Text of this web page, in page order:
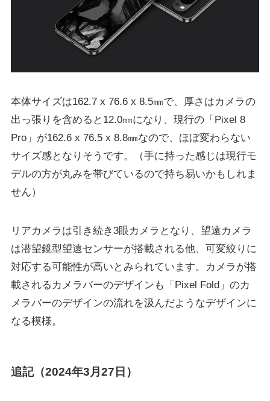
本体サイズは162.7 x 76.6 x 8.5㎜で、厚さはカメラの
出っ張りを含めると12.0㎜になり、現行の「Pixel 8
Pro」が162.6 x 76.5 x 8.8㎜なので、ほぼ変わらない
サイズ感となりそうです。（手に持った感じは現行モ
デルの方が丸みを帯びているので持ち易いかもしれま
せん）
リアカメラは引き続き3眼カメラとなり、望遠カメラ
は潜望鏡型望遠センサーが搭載される他、可変絞りに
対応する可能性が高いとみられています。カメラが搭
載されるカメラバーのデザインも「Pixel Fold」のカ
メラバーのデザインの流れを汲んだようなデザインに
なる模様。
追記（2024年3月27日）